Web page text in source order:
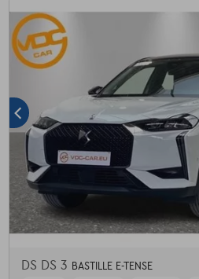
DS DS 3 BASTILLE E-TENSE